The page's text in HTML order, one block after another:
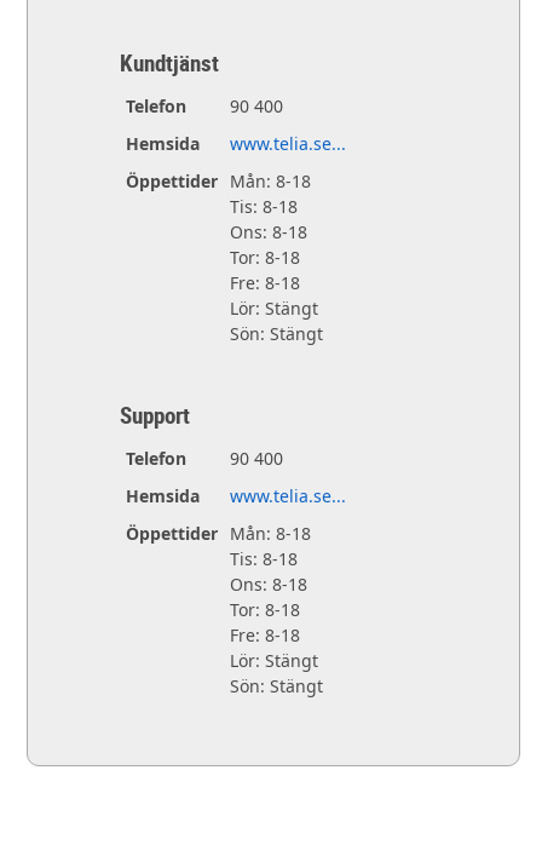
Kundtjänst
Telefon
90 400
Hemsida
www.telia.se...
Öppettider Mån: 8-18
Tis: 8-18
Ons: 8-18
Tor: 8-18
Fre: 8-18
Lör: Stängt
Sön: Stängt
Support
Telefon
90 400
Hemsida
www.telia.se...
Öppettider Mån: 8-18
Tis: 8-18
Ons: 8-18
Tor: 8-18
Fre: 8-18
Lör: Stängt
Sön: Stängt